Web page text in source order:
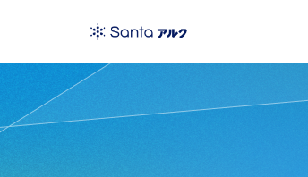
Santaアルクカスタマ